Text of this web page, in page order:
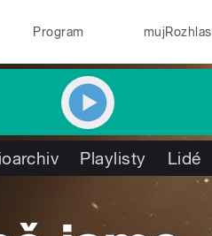
Program mujRozhlas
Playlisty Lidé